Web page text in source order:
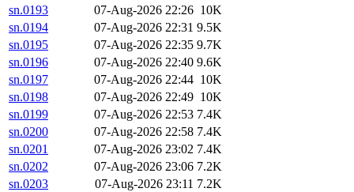
sn.0193
07-Aug-2026 22:26 10K
sn.0194
07-Aug-2026 22:31 9.5K
sn.0195
07-Aug-2026 22:35 9.7K
sn.0196
07-Aug-2026 22:40 9.6K
sn.0197
07-Aug-2026 22:44 10K
sn.0198
07-Aug-2026 22:49 10K
sn.0199
07-Aug-2026 22:53 7.4K
sn.0200
07-Aug-2026 22:58 7.4K
sn.0201
07-Aug-2026 23:02 7.4K
sn.0202
07-Aug-2026 23:06 7.2K
sn.0203
07-Aug-2026 23:11 7.2K